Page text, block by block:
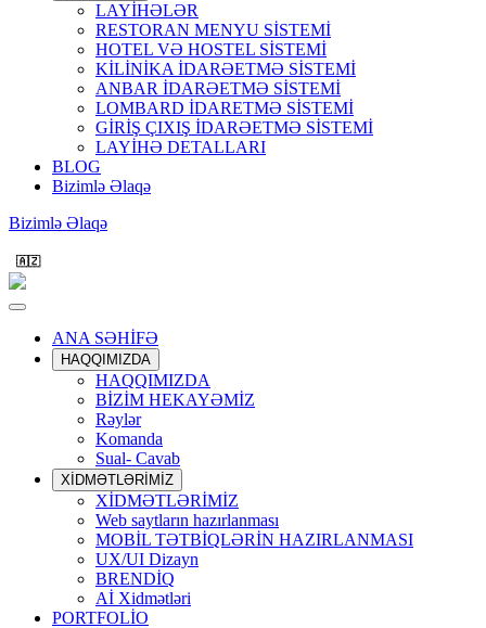
LAYİHƏLƏR
RESTORAN MENYU SİSTEMİ
HOTEL VƏ HOSTEL SİSTEMİ
KİLİNİKA İDARƏETMƏ SİSTEMİ
ANBAR İDARƏETMƏ SİSTEMİ
LOMBARD İDARETMƏ SİSTEMİ
GİRİŞ ÇIXIŞ İDARƏETMƏ SİSTEMİ
LAYİHƏ DETALLARI
BLOG
Bizimlə Əlaqə
Bizimlə Əlaqə
🇦🇿
ANA SƏHİFƏ
HAQQIMIZDA
HAQQIMIZDA
BİZİM HEKAYƏMİZ
Rəylər
Komanda
Sual- Cavab
XİDMƏTLƏRİMİZ
XİDMƏTLƏRİMİZ
Web saytların hazırlanması
MOBİL TƏTBİQLƏRİN HAZIRLANMASI
UX/UI Dizayn
BRENDİQ
Aİ Xidmətləri
PORTFOLİO